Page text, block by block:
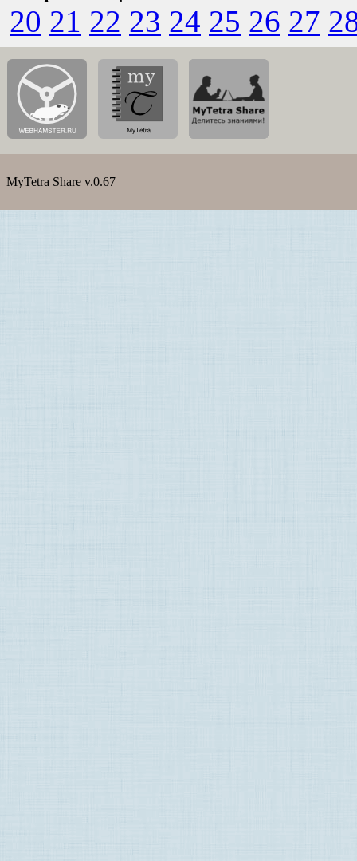
20 21 22 23 24 25 26 27
MyTetra Share v.0.67